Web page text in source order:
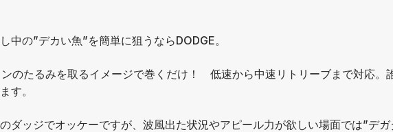
中の”デカい魚”を簡単に狙うならDODGE。
のたるみを取るイメージで巻くだけ！ 低速から中速リトリーブまで対応。
す。
ダッジでオッケーですが、波風出た状況やアピール力が欲しい場面では”デガ